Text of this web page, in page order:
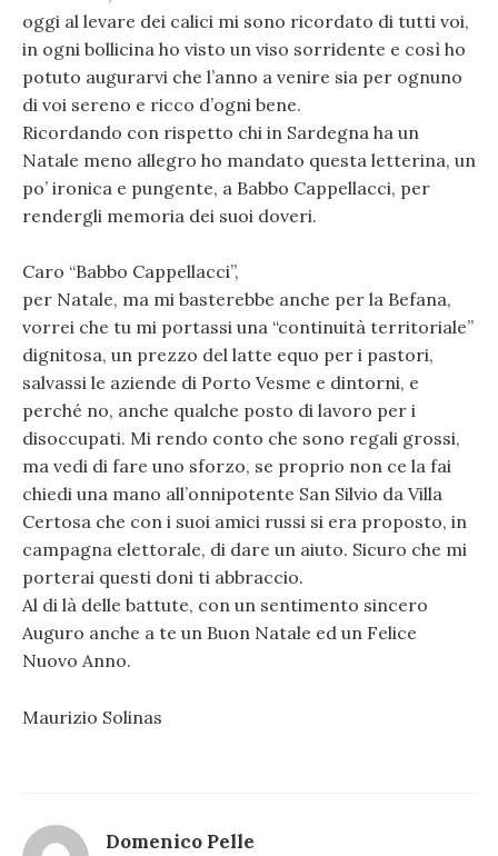
oggi al levare dei calici mi sono ricordato di tutti voi,
in ogni bollicina ho visto un viso sorridente e così ho
potuto augurarvi che l’anno a venire sia per ognuno
di voi sereno e ricco d’ogni bene.
Ricordando con rispetto chi in Sardegna ha un
Natale meno allegro ho mandato questa letterina, un
po’ ironica e pungente, a Babbo Cappellacci, per
rendergli memoria dei suoi doveri.
Caro “Babbo Cappellacci”,
per Natale, ma mi basterebbe anche per la Befana,
vorrei che tu mi portassi una “continuità territoriale”
dignitosa, un prezzo del latte equo per i pastori,
salvassi le aziende di Porto Vesme e dintorni, e
perché no, anche qualche posto di lavoro per i
disoccupati. Mi rendo conto che sono regali grossi,
ma vedi di fare uno sforzo, se proprio non ce la fai
chiedi una mano all’onnipotente San Silvio da Villa
Certosa che con i suoi amici russi si era proposto, in
campagna elettorale, di dare un aiuto. Sicuro che mi
porterai questi doni ti abbraccio.
Al di là delle battute, con un sentimento sincero
Auguro anche a te un Buon Natale ed un Felice
Nuovo Anno.
Maurizio Solinas
Domenico Pelle